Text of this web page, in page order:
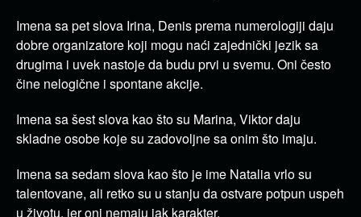
Imena sa pet slova Irina, Denis prema numerologiji daju
dobre organizatore koji mogu naći zajednički jezik sa
drugima i uvek nastoje da budu prvi u svemu. Oni često
čine nelogične i spontane akcije.
Imena sa šest slova kao što su Marina, Viktor daju
skladne osobe koje su zadovoljne sa onim što imaju.
Imena sa sedam slova kao što je ime Natalia vrlo su
talentovane, ali retko su u stanju da ostvare potpun uspeh
u životu, jer oni nemaju jak karakter.